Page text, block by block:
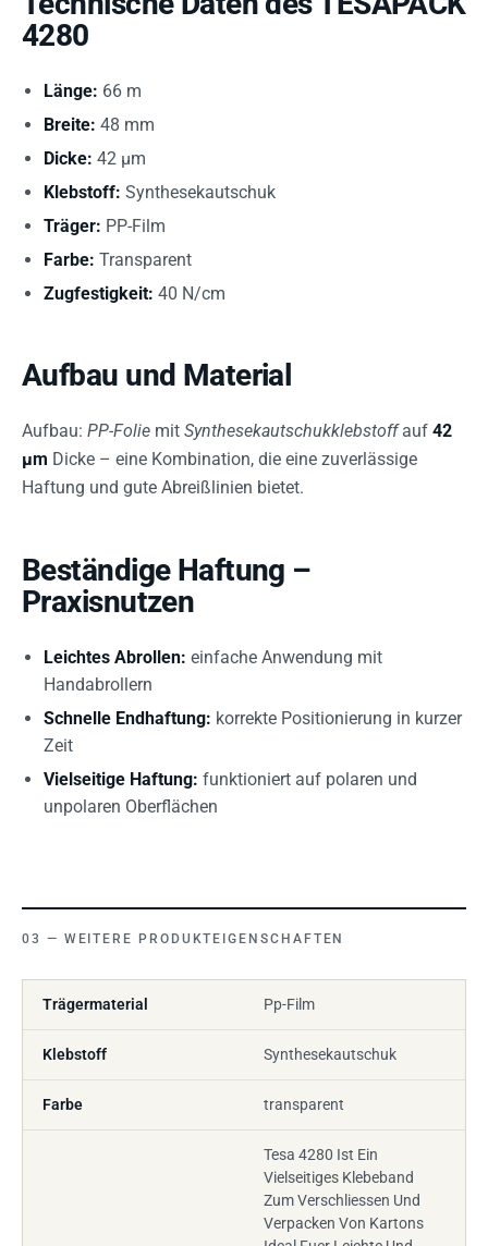
4280
Länge: 66 m
Breite: 48 mm
Dicke: 42 µm
Klebstoff: Synthesekautschuk
Träger: PP-Film
Farbe: Transparent
Zugfestigkeit: 40 N/cm
Aufbau und Material
Aufbau: PP-Folie mit Synthesekautschukklebstoffauf 42
µm Dicke – eine Kombination, die eine zuverlässige
Haftung und gute Abreißlinien bietet.
Beständige Haftung –
Praxisnutzen
Leichtes Abrollen: einfache Anwendung mit
Handabrollern
Schnelle Endhaftung: korrekte Positionierung in kurzer
Zeit
Vielseitige Haftung: funktioniert auf polaren und
unpolaren Oberflächen
WEITERE PRODUKTEIGENSCHAFTEN
Trägermaterial Pp-Film
Klebstoff Synthesekautschuk
Farbe transparent
Tesa 4280 Ist Ein
Vielseitiges Klebeband
Zum Verschliessen Und
Verpacken Von Kartons